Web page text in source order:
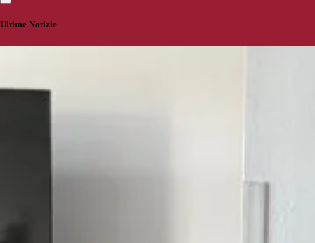
Ultime Notizie